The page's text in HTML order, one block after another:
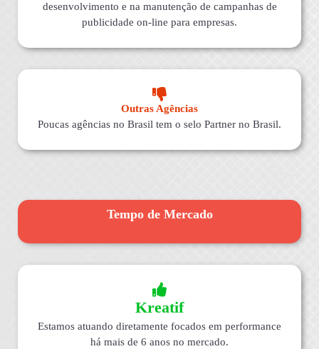
desenvolvimento e na manutenção de campanhas de
publicidade on-line para empresas.
Outras Agências
Poucas agências no Brasil tem o selo Partner no Brasil.
Tempo de Mercado
Kreatif
Estamos atuando diretamente focados em performance
há mais de 6 anos no mercado.